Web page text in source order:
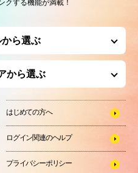
クする機能が満載！
ら選ぶ
から選ぶ
はじめての方へ
ログイン関連のヘルプ
プライバシーポリシー